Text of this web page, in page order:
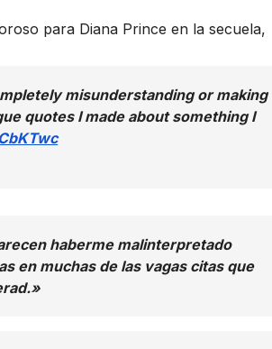
para Diana Prince en la secuela,
misunderstanding or making
quotes I made about something I
haberme malinterpretado
en muchas de las vagas citas que